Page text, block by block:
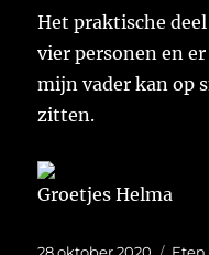
Het praktische
vier personen en
mijn vader kan op
zitten.
Groetjes Helma
Geplaatst